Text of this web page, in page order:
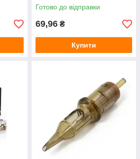
Готово до відправки
69,96 ₴
Купити